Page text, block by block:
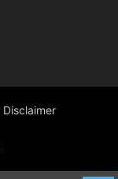
Disclaimer